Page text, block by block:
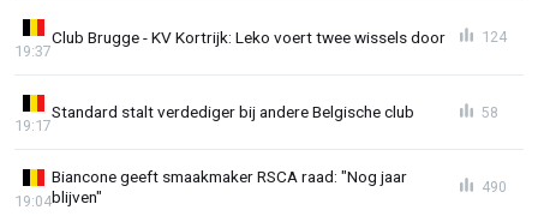
Club Brugge - KV Kortrijk: Leko voert twee wissels door
19:37
124
Standard stalt verdediger bij andere Belgische club
19:17
58
Biancone geeft smaakmaker RSCA raad: "Nog jaar
blijven"
19:04
490